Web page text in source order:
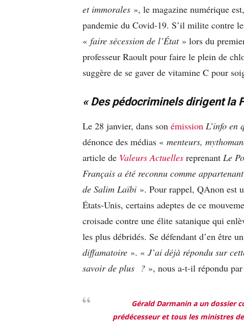
et immorales », le magazine numérique
pandemie du Covid-19. S’il milite contre
« faire sécession de l’État» lors du
professeur Raoult pour faire le plein de
suggère de se gaver de vitamine C pour
« Des pédocriminels dirigent la
Le 28 janvier, dans son émission L’info en
dénonce des médias « menteurs,
article de Valeurs Actuelles reprenant Le
Français a été reconnu comme
de Salim Laïbi ». Pour rappel, QAnon est
États-Unis, certains adeptes de ce
croisade contre une élite satanique qui
les plus débridés. Se défendant d’en être
diffamatoire ». « J’ai déjà répondu sur
savoir de plus ? », nous a-t-il répondu
Gérald Darmanin a un dossier
prédécesseur et tous les ministres